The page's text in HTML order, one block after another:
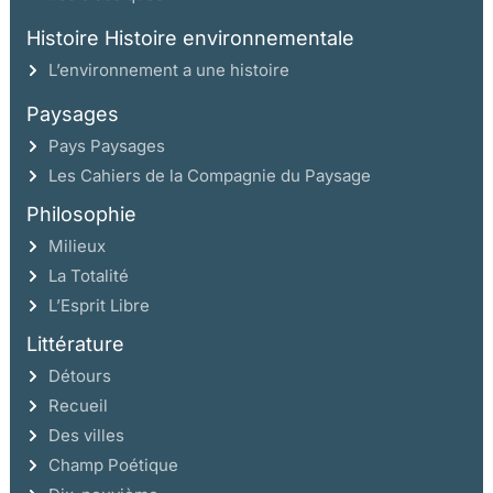
L’utilité publique
La nouvelle gestion de l’espace public
Le Service des Ponts et Chaussées
Gérer les nuisances urbaines
Le second rapport de l’Institut du 30 octobre 1809
Le décret du 15 octobre 1810
Le dessein du conseil de salubrité
La nouvelle topographie des fabriques
La province rebelle
La réaction des industriels
Histoire Histoire environnementale
L’environnement a une histoire
Paysages
Pays Paysages
Les Cahiers de la Compagnie du Paysage
Philosophie
Milieux
La Totalité
L’Esprit Libre
Littérature
Détours
Recueil
Des villes
Champ Poétique